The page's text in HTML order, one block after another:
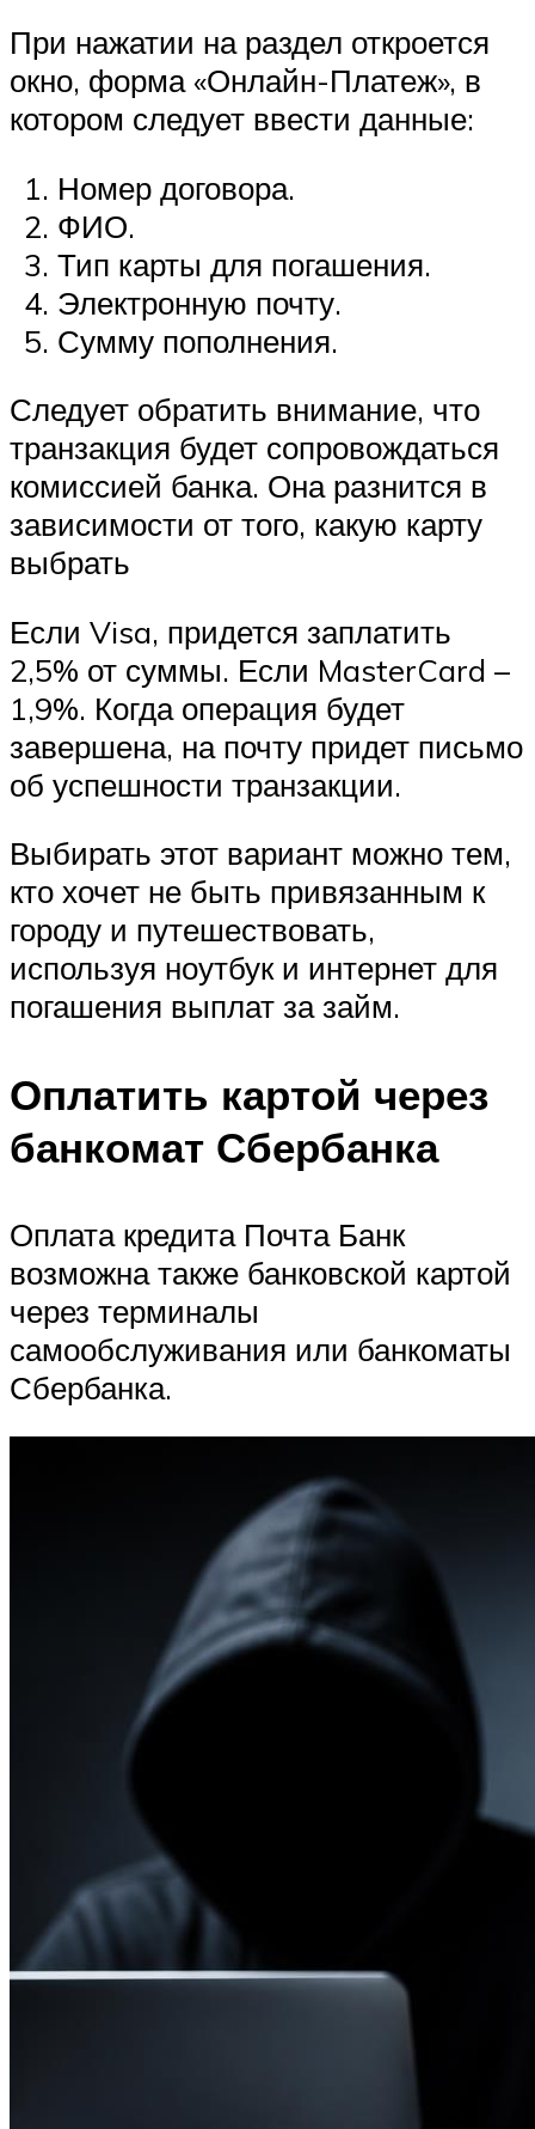
При нажатии на раздел откроется
окно, форма «Онлайн-Платеж», в
котором следует ввести данные:
Номер договора.
ФИО.
Тип карты для погашения.
Электронную почту.
Сумму пополнения.
Следует обратить внимание, что
транзакция будет сопровождаться
комиссией банка. Она разнится в
зависимости от того, какую карту
выбрать
Если Visa, придется заплатить
2,5% от суммы. Если MasterCard –
1,9%. Когда операция будет
завершена, на почту придет письмо
об успешности транзакции.
Выбирать этот вариант можно тем,
кто хочет не быть привязанным к
городу и путешествовать,
используя ноутбук и интернет для
погашения выплат за займ.
Оплатить картой через
банкомат Сбербанка
Оплата кредита Почта Банк
возможна также банковской картой
через терминалы
самообслуживания или банкоматы
Сбербанка.